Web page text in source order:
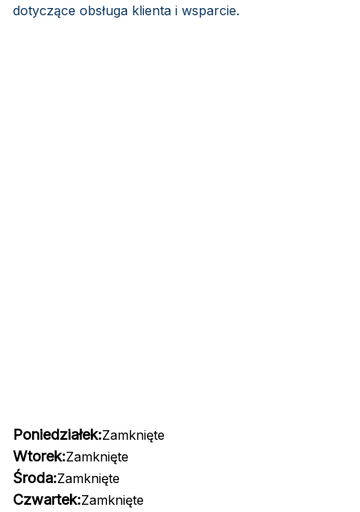
dotyczące obsługa klienta i wsparcie.
Poniedziałek:Zamknięte
Wtorek:Zamknięte
Środa:Zamknięte
Czwartek:Zamknięte